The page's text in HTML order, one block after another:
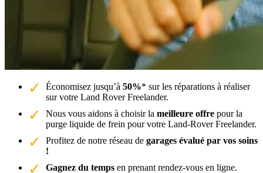
Économisez jusqu’à 50%* sur les réparations à réaliser
sur votre Land Rover Freelander.
Nous vous aidons à choisir la meilleure offre pour la
purge liquide de frein pour votre Land-Rover Freelander.
Profitez de notre réseau de garages évalué par vos soins
!
Gagnez du temps en prenant rendez-vous en ligne.